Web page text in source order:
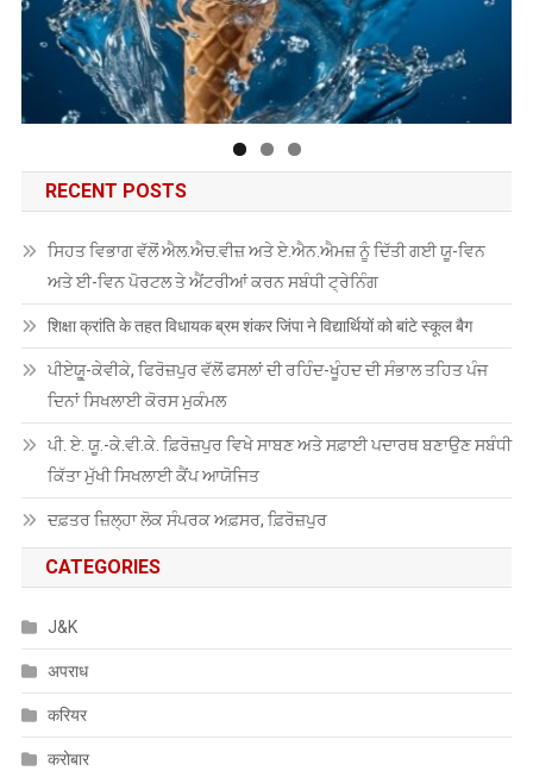
RECENT POSTS
ਸਿਹਤ ਵਿਭਾਗ ਵੱਲੋਂ ਐਲ.ਐਚ.ਵੀਜ਼ ਅਤੇ ਏ.ਐਨ.ਐਮਜ਼ ਨੂੰ ਦਿੱਤੀ ਗਈ ਯੂ-ਵਿਨ
ਅਤੇ ਈ-ਵਿਨ ਪੋਰਟਲ ਤੇ ਐਂਟਰੀਆਂ ਕਰਨ ਸਬੰਧੀ ਟ੍ਰੇਨਿੰਗ
शिक्षा क्रांति के तहत विधायक ब्रम शंकर जिंपा ने विद्यार्थियों को बांटे स्कूल बैग
ਪੀਏਯੂੑ-ਕੇਵੀਕੇ, ਫਿਰੋਜ਼ਪੁਰ ਵੱਲੋਂ ਫਸਲਾਂ ਦੀ ਰਹਿੰਦ-ਖੂੰਹਦ ਦੀ ਸੰਭਾਲ ਤਹਿਤ ਪੰਜ
ਦਿਨਾਂ ਸਿਖਲਾਈ ਕੋਰਸ ਮੁਕੰਮਲ
ਪੀ. ਏ. ਯੂ.-ਕੇ.ਵੀ.ਕੇ. ਫ਼ਿਰੋਜ਼ਪੁਰ ਵਿਖੇ ਸਾਬਣ ਅਤੇ ਸਫ਼ਾਈ ਪਦਾਰਥ ਬਣਾਉਣ ਸਬੰਧੀ
ਕਿੱਤਾ ਮੁੱਖੀ ਸਿਖਲਾਈ ਕੈਂਪ ਆਯੋਜਿਤ
ਦਫ਼ਤਰ ਜ਼ਿਲ੍ਹਾ ਲੋਕ ਸੰਪਰਕ ਅਫ਼ਸਰ, ਫ਼ਿਰੋਜ਼ਪੁਰ
CATEGORIES
J&K
अपराध
करियर
करोबार